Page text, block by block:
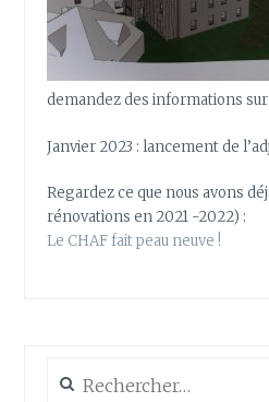
demandez des informations
Janvier 2023 : lancement de
Regardez ce que nous avons
rénovations en 2021 -2022) :
Le CHAF fait peau neuve !